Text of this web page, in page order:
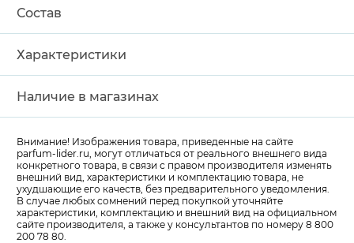
Состав
Характеристики
Наличие в магазинах
Внимание! Изображения товара, приведенные на сайте
parfum-lider.ru, могут отличаться от реального внешнего вида
конкретного товара, в связи с правом производителя изменять
внешний вид, характеристики и комплектацию товара, не
ухудшающие его качеств, без предварительного уведомления.
В случае любых сомнений перед покупкой уточняйте
характеристики, комплектацию и внешний вид на официальном
сайте производителя, а также у консультантов по номеру 8 800
200 78 80.